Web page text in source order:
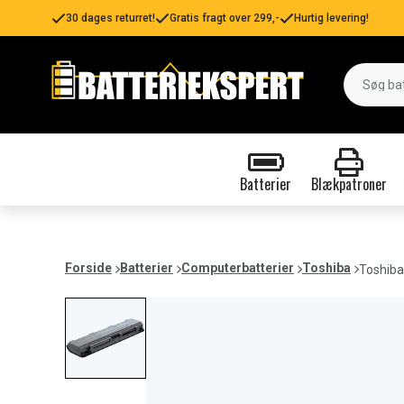
30 dages returret! Gratis fragt over 299,- Hurtig levering!
Batterier Blækpatroner
Forside Batterier Computerbatterier Toshiba